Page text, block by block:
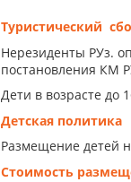
Туристический
Нерезиденты РУз.
постановления КМ
Дети в возрасте до
Детская политика
Размещение детей
Стоимость